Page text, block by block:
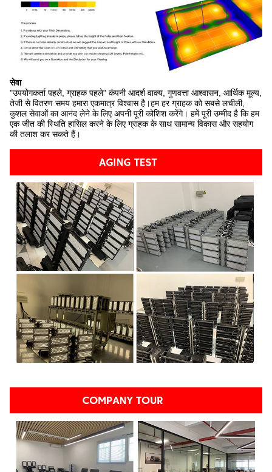
सेवा
"उपयोगकर्ता पहले, ग्राहक पहले" कंपनी आदर्श वाक्य, गुणवत्ता आश्वासन, आर्थिक मूल्य,
तेजी से वितरण समय हमारा एकमात्र विश्वास है।हम हर ग्राहक को सबसे लचीली,
कुशल सेवाओं का आनंद लेने के लिए अपनी पूरी कोशिश करेंगे। हमें पूरी उम्मीद है कि हम
एक जीत की स्थिति हासिल करने के लिए ग्राहक के साथ सामान्य विकास और सहयोग
की तलाश कर सकते हैं।